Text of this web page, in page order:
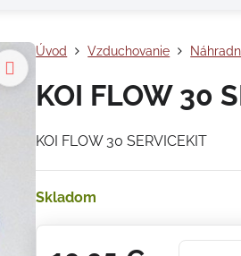
Úvod Vzduchovanie
KOI FLOW 30
KOI FLOW 30 SERVICEKIT
Skladom